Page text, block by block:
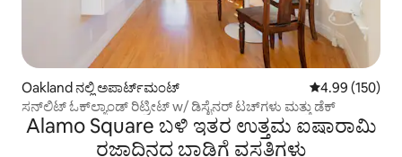
Oakland ನಲ್ಲಿ ಅಪಾರ್ಟ್‌ಮಂಟ್ 5 ರಲ್ಲಿ 4.99
4.99 (150)
ಸನ್‌ಲಿಟ್ ಓಕ್‌ಲ್ಯಾಂಡ್ ರಿಟ್ರೀಟ್ w/ ಡಿಸೈನರ್ ಟಚ್‌ಗಳು ಮತ್ತು ಡೆಕ್
Alamo Square ಬಳಿ ಇತರ ಉತ್ತಮ ಐಷಾರಾಮಿ
ರಜಾದಿನದ ಬಾಡಿಗೆ ವಸತಿಗಳು